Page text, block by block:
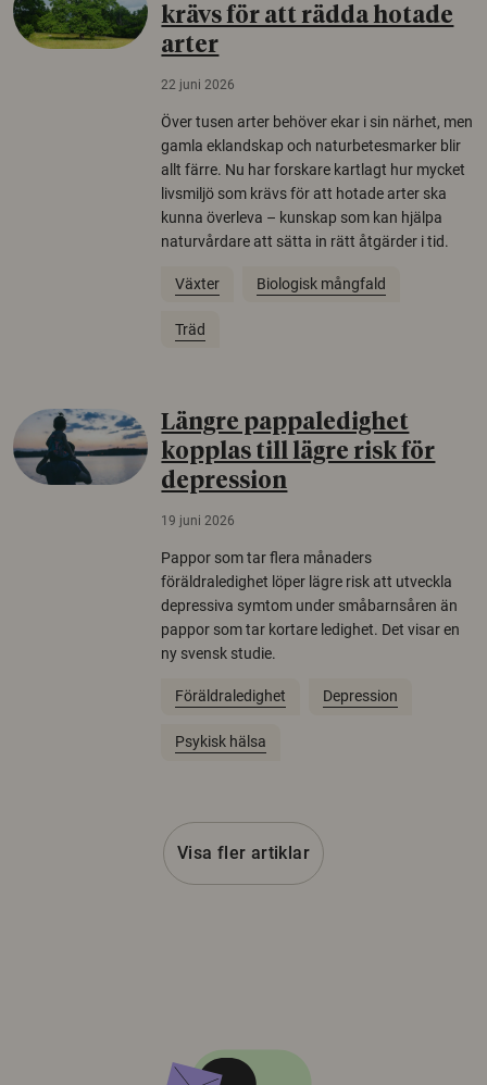
krävs för att rädda hotade
arter
22 juni 2026
Över tusen arter behöver ekar i sin närhet, men
gamla eklandskap och naturbetesmarker blir
allt färre. Nu har forskare kartlagt hur mycket
livsmiljö som krävs för att hotade arter ska
kunna överleva – kunskap som kan hjälpa
naturvårdare att sätta in rätt åtgärder i tid.
Växter Biologisk mångfald
Träd
Längre pappaledighet
kopplas till lägre risk för
depression
19 juni 2026
Pappor som tar flera månaders
föräldraledighet löper lägre risk att utveckla
depressiva symtom under småbarnsåren än
pappor som tar kortare ledighet. Det visar en
ny svensk studie.
Föräldraledighet Depression
Psykisk hälsa
Visa fler artiklar